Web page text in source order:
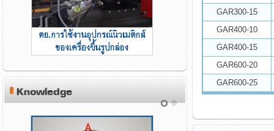
GAR300-15
GAR400-10
GAR400-15
GAR600-20
GAR600-25
Knowledge